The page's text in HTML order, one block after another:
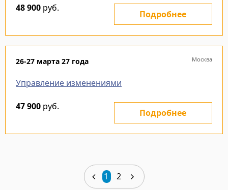
48 900 руб.
Подробнее
26-27 марта 27 года Москва
Управление изменениями
47 900 руб.
Подробнее
1 2